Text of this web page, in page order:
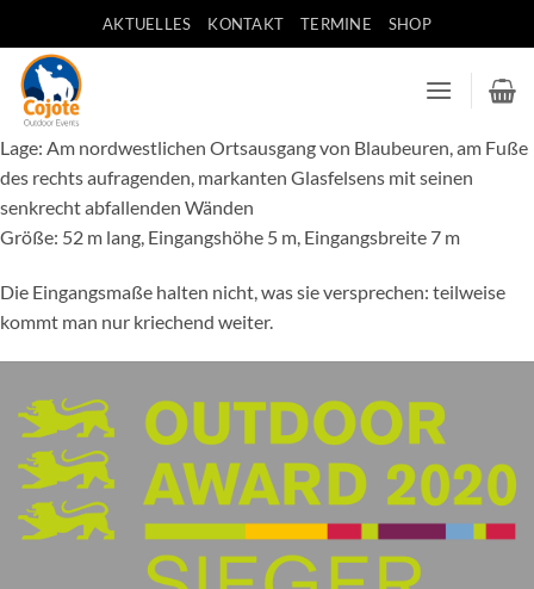
Inhalt
springen
AKTUELLES KONTAKT TERMINE SHOP
Lage: Am nordwestlichen Ortsausgang von Blaubeuren, am Fuße
des rechts aufragenden, markanten Glasfelsens mit seinen
senkrecht abfallenden Wänden
Größe: 52 m lang, Eingangshöhe 5 m, Eingangsbreite 7 m
Die Eingangsmaße halten nicht, was sie versprechen: teilweise
kommt man nur kriechend weiter.